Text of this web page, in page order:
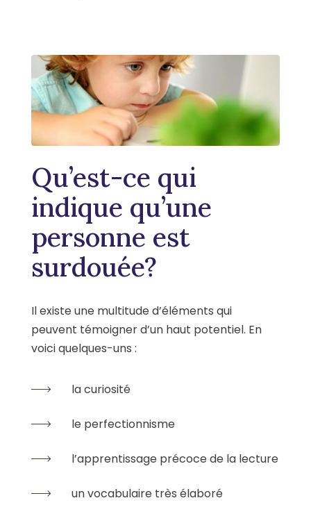
Qu’est-ce qui
indique qu’une
personne est
surdouée?
Il existe une multitude d’éléments qui
peuvent témoigner d’un haut potentiel. En
voici quelques-uns :
la curiosité
le perfectionnisme
l’apprentissage précoce de la lecture
un vocabulaire très élaboré